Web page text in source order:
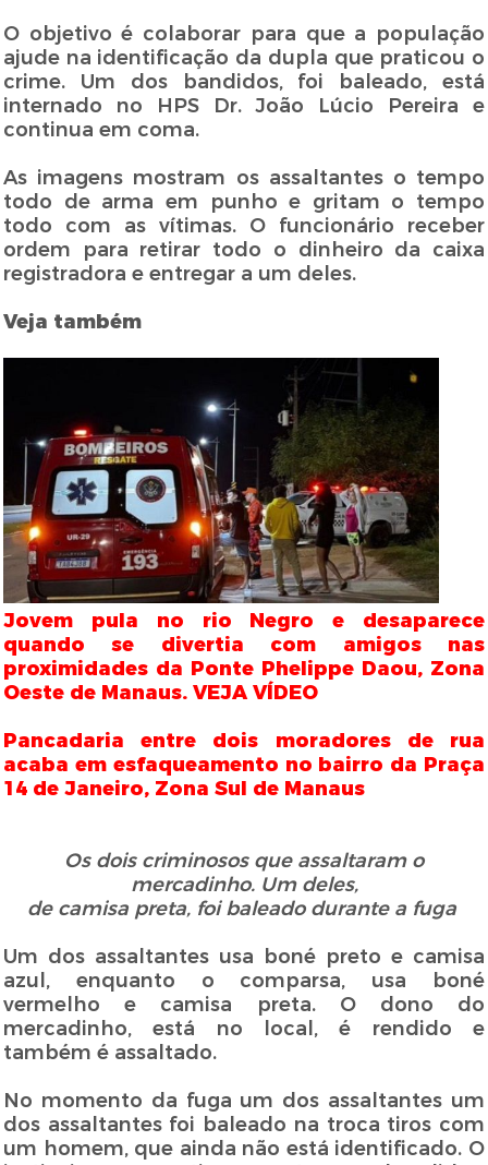
O objetivo é colaborar para que a população
ajude na identificação da dupla que praticou o
crime. Um dos bandidos, foi baleado, está
internado no HPS Dr. João Lúcio Pereira e
continua em coma.
As imagens mostram os assaltantes o tempo
todo de arma em punho e gritam o tempo
todo com as vítimas. O funcionário receber
ordem para retirar todo o dinheiro da caixa
registradora e entregar a um deles.
Veja também
Jovem pula no rio Negro e desaparece
quando se divertia com amigos nas
proximidades da Ponte Phelippe Daou, Zona
Oeste de Manaus. VEJA VÍDEO
Pancadaria entre dois moradores de rua
acaba em esfaqueamento no bairro da Praça
14 de Janeiro, Zona Sul de Manaus
Os dois criminosos que assaltaram o
mercadinho. Um deles,
de camisa preta,foi baleado durante a fuga
Um dos assaltantes usa boné preto e camisa
azul, enquanto o comparsa, usa boné
vermelho e camisa preta. O dono do
mercadinho, está no local, é rendido e
também é assaltado.
No momento da fuga um dos assaltantes um
dos assaltantes foi baleado na troca tiros com
um homem, que ainda não está identificado. O